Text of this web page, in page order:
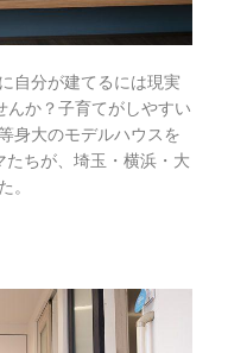
自分が建てるには現実
か？子育てがしやすい
身大のモデルハウスを
たちが、埼玉・横浜・大
。